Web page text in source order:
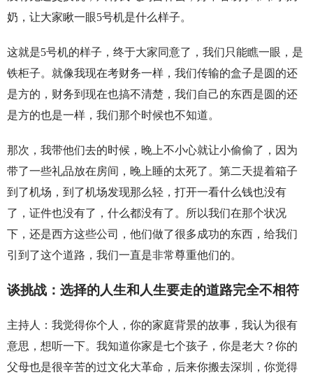
奶，让大家瞅一眼5号机是什么样子。
这就是5号机的样子，终于大家同意了，我们只能瞧一眼，是
铁柜子。就像我现在考财务一样，我们传输的盒子是圆的还
是方的，财务到现在也搞不清楚，我们自己的东西是圆的还
是方的也是一样，我们那个时候也不知道。
那次，我带他们去的时候，晚上不小心就让小偷偷了，因为
带了一些礼品放在房间，晚上睡的太死了。第二天提着箱子
到了机场，到了机场发现那么轻，打开一看什么钱也没有
了，证件也没有了，什么都没有了。所以我们在那个状况
下，还是西方这些公司，他们做了很多成功的东西，给我们
引到了这个道路，我们一直是非常尊重他们的。
谈挑战：选择的人生和人生要走的道路完全不相符
主持人：我觉得你个人，你的家庭背景的故事，我认为很有
意思，想听一下。我知道你家是七个孩子，你是老大？你的
父母也是很辛苦的过文化大革命，后来你搬去深圳，你觉得